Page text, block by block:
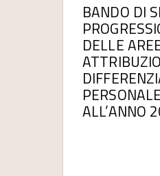
BANDO DI
DELLE
ALL’ANNO